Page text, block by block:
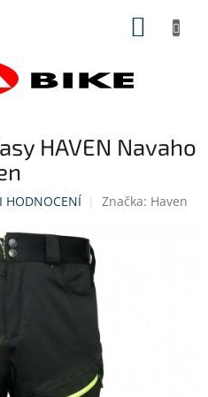
HAVEN Navaho
HODNOCENÍ Značka: Haven